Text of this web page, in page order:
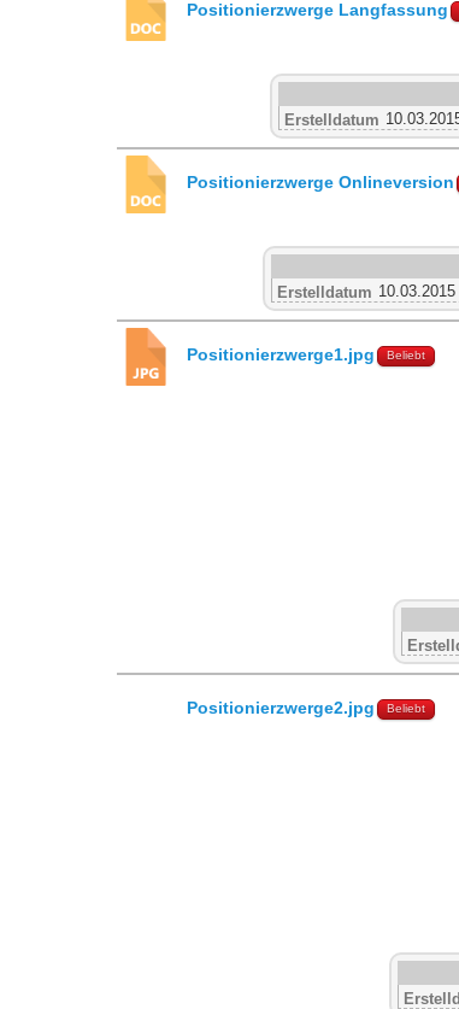
Positionierzwerge Langfassung
Erstelldatum
Positionierzwerge Onlineversion
Erstelldatum 10.03.2015
Positionierzwerge1.jpg Beliebt
Positionierzwerge2.jpg Beliebt